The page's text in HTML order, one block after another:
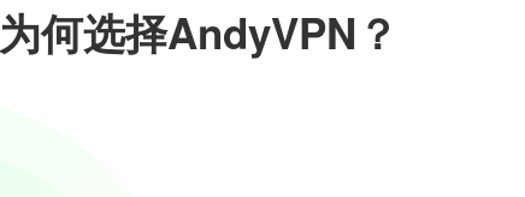
为何选择AndyVPN？